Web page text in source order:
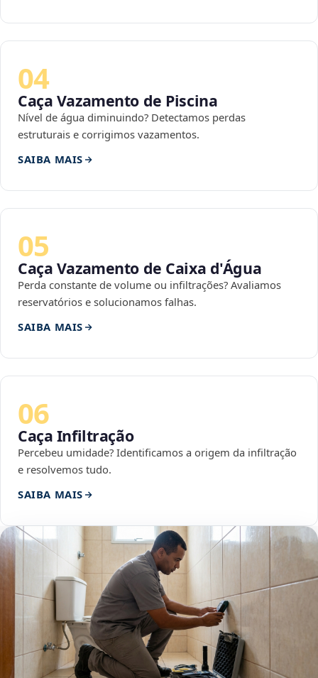
04
Caça Vazamento de Piscina
Nível de água diminuindo? Detectamos perdas
estruturais e corrigimos vazamentos.
SAIBA MAIS
05
Caça Vazamento de Caixa d'Água
Perda constante de volume ou infiltrações? Avaliamos
reservatórios e solucionamos falhas.
SAIBA MAIS
06
Caça Infiltração
Percebeu umidade? Identificamos a origem da infiltração
e resolvemos tudo.
SAIBA MAIS